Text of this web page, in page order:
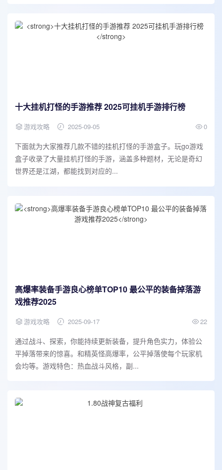
十大挂机打怪的手游推荐 2025可挂机手游排行榜
游戏攻略 2025-09-05 0
下面就为大家推荐几款不错的挂机打怪的手游盒子。玩go游戏
盒子收录了大量挂机打怪的手游，涵盖多种题材，无论是奇幻
世界还是江湖，都能找到对应的...
高爆率装备手游良心榜单TOP10 最公平的装备掉落游
戏推荐2025
游戏攻略 2025-09-17 22
通过战斗、探索，你能持续更新装备，提升角色实力，体验公
平掉落带来的惊喜。和精英怪高爆率，公平掉落使每个玩家机
会均等。游戏特色：热血战斗风格，副...